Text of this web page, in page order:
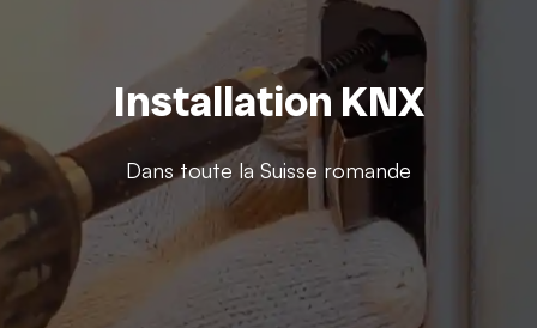
Installation KNX
Dans toute la Suisse romande